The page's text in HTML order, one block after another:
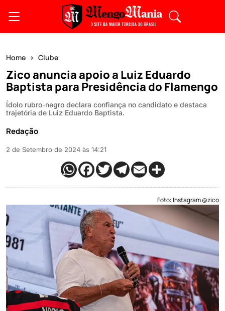
Home Clube
Zico anuncia apoio a Luiz Eduardo
Baptista para Presidência do Flamengo
Ídolo rubro-negro declara confiança no candidato e destaca
trajetória de Luiz Eduardo Baptista.
Redação
2 de Setembro de 2024 às 14:21
Foto: Instagram @zico